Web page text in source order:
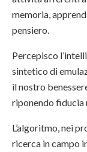
memoria,
pensiero.
Percepisco
sintetico di
il nostro
riponendo fiducia
L’algoritmo, nei
ricerca in campo